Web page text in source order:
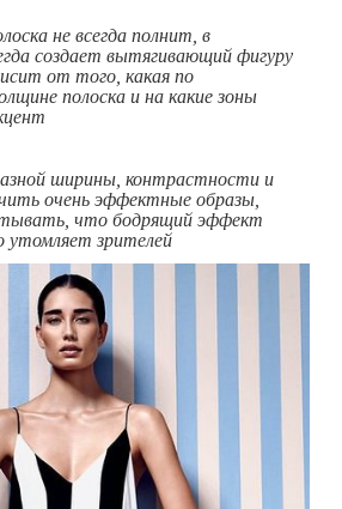
не всегда полнит, в
создает вытягивающий фигуру
от того, какая по
полоска и на какие зоны
ширины, контрастности и
очень эффектные образы,
что бодрящий эффект
утомляет зрителей